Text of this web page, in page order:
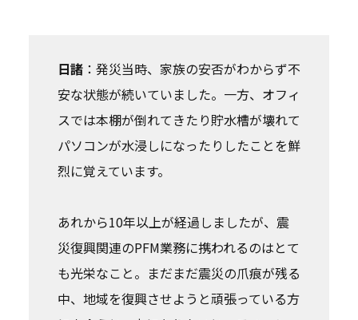
日諸：発災当時、家族の安否がわからず不
安な状態が続いていました。一方、オフィ
スでは本棚が倒れてきたり貯水槽が壊れて
パソコンが水浸しになったりしたことを鮮
烈に覚えています。
あれから10年以上が経過しましたが、震
災復興関連のPFM業務に携われるのはとて
も光栄なこと。まだまだ震災の爪痕が残る
中、地域を復興させようと頑張っている方